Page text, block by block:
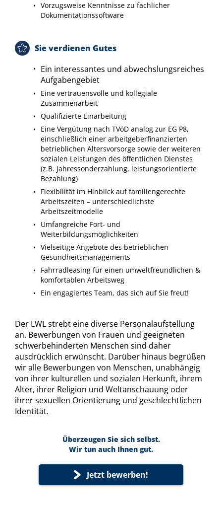
Vorzugsweise Kenntnisse zu fachlicher
Dokumentationssoftware
Sie verdienen Gutes
Ein interessantes und abwechslungsreiches
Aufgabengebiet
Eine vertrauensvolle und kollegiale
Zusammenarbeit
Qualifizierte Einarbeitung
Eine Vergütung nach TVöD analog zur EG P8,
einschließlich einer arbeitgeberfinanzierten
betrieblichen Altersvorsorge sowie der weiteren
sozialen Leistungen des öffentlichen Dienstes
(z.B. Jahressonderzahlung, leistungsorientierte
Bezahlung)
Flexibilität im Hinblick auf familiengerechte
Arbeitszeiten – unterschiedlichste
Arbeitszeitmodelle
Umfangreiche Fort- und
Weiterbildungsmöglichkeiten
Vielseitige Angebote des betrieblichen
Gesundheitsmanagements
Fahrradleasing für einen umweltfreundlichen &
komfortablen Arbeitsweg
Ein engagiertes Team, das sich auf Sie freut!
Der LWL strebt eine diverse Personalaufstellung
an. Bewerbungen von Frauen und geeigneten
schwerbehinderten Menschen sind daher
ausdrücklich erwünscht. Darüber hinaus begrüßen
wir alle Bewerbungen von Menschen, unabhängig
von ihrer kulturellen und sozialen Herkunft, ihrem
Alter, ihrer Religion und Weltanschauung oder
ihrer sexuellen Orientierung und geschlechtlichen
Identität.
Überzeugen Sie sich selbst.
Wir tun auch Ihnen gut.
Jetzt bewerben!